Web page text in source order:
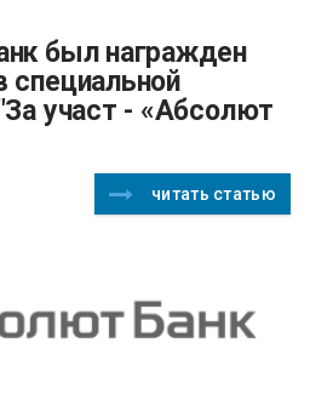
участ - «Абсолют
читать статью